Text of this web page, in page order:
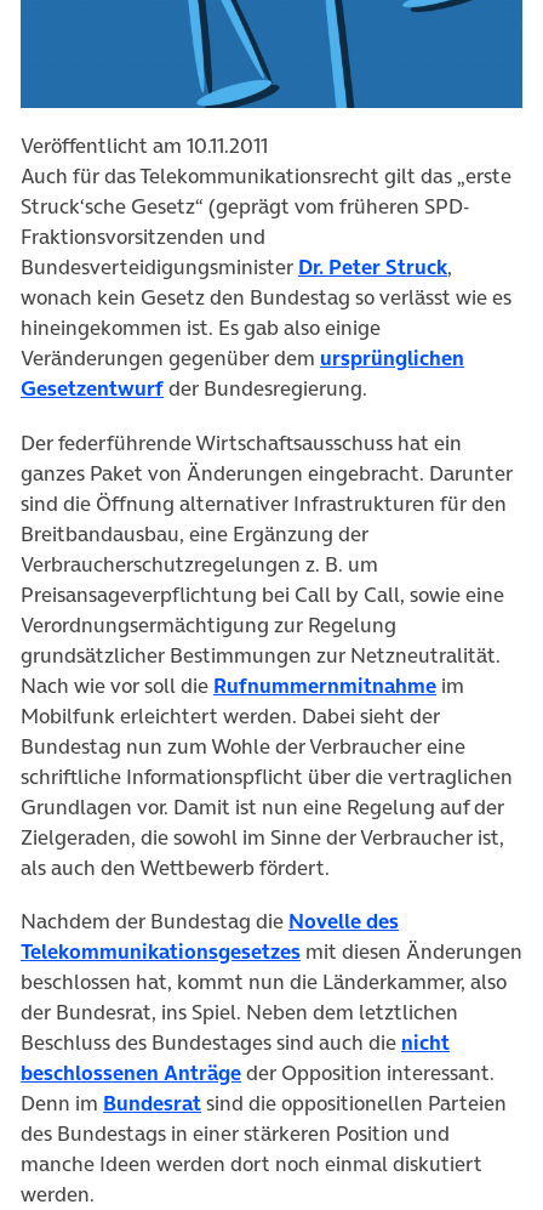
Veröffentlicht am 10.11.2011
Auch für das Telekommunikationsrecht gilt das „erste
Struck‘sche Gesetz“ (geprägt vom früheren SPD-
Fraktionsvorsitzenden und
Bundesverteidigungsminister Dr. Peter Struck,
wonach kein Gesetz den Bundestag so verlässt wie es
hineingekommen ist. Es gab also einige
Veränderungen gegenüber dem ursprünglichen
Gesetzentwurfder Bundesregierung.
Der federführende Wirtschaftsausschuss hat ein
ganzes Paket von Änderungen eingebracht. Darunter
sind die Öffnung alternativer Infrastrukturen für den
Breitbandausbau, eine Ergänzung der
Verbraucherschutzregelungen z. B. um
Preisansageverpflichtung bei Call by Call, sowie eine
Verordnungsermächtigung zur Regelung
grundsätzlicher Bestimmungen zur Netzneutralität.
Nach wie vor soll die Rufnummernmitnahme im
Mobilfunk erleichtert werden. Dabei sieht der
Bundestag nun zum Wohle der Verbraucher eine
schriftliche Informationspflicht über die vertraglichen
Grundlagen vor. Damit ist nun eine Regelung auf der
Zielgeraden, die sowohl im Sinne der Verbraucher ist,
als auch den Wettbewerb fördert.
Nachdem der Bundestag die Novelle des
Telekommunikationsgesetzes mit diesen Änderungen
beschlossen hat, kommt nun die Länderkammer, also
der Bundesrat, ins Spiel. Neben dem letztlichen
Beschluss des Bundestages sind auch die nicht
beschlossenen Anträgeder Opposition interessant.
Denn im Bundesratsind die oppositionellen Parteien
des Bundestags in einer stärkeren Position und
manche Ideen werden dort noch einmal diskutiert
werden.